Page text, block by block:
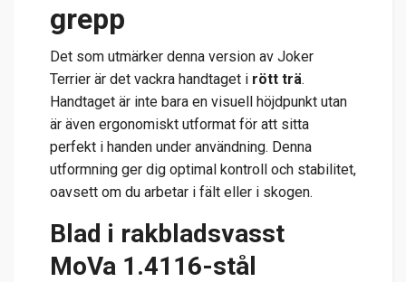
grepp
Det som utmärker denna version av Joker
Terrier är det vackra handtaget i rött trä.
Handtaget är inte bara en visuell höjdpunkt utan
är även ergonomiskt utformat för att sitta
perfekt i handen under användning. Denna
utformning ger dig optimal kontroll och stabilitet,
oavsett om du arbetar i fält eller i skogen.
Blad i rakbladsvasst
MoVa 1.4116-stål